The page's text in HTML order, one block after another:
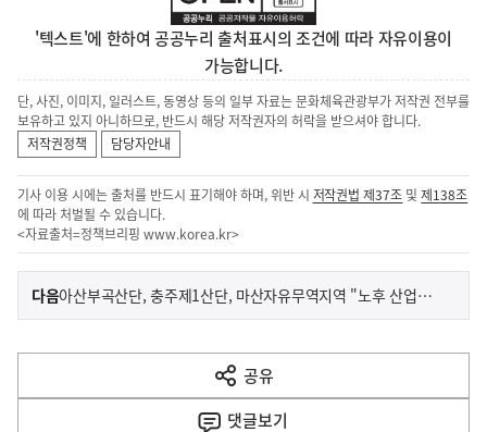
'텍스트'에 한하여 공공누리 출처표시의 조건에 따라 자유이용이
가능합니다.
단, 사진, 이미지, 일러스트, 동영상 등의 일부 자료는 문화체육관광부가 저작권 전부를
보유하고 있지 아니하므로, 반드시 해당 저작권자의 허락을 받으셔야 합니다.
저작권정책
담당자안내
기사 이용 시에는 출처를 반드시 표기해야 하며, 위반 시 저작권법 제37조 및제138조
에 따라 처벌될 수 있습니다.
<자료출처=정책브리핑 www.korea.kr>
이
전
다
음
다음기
사
아산부곡산단, 충주제1산단, 마산자유무역지역 "노후 산업단지 새로운 활력을 입다"
공유
열
기
댓글보기